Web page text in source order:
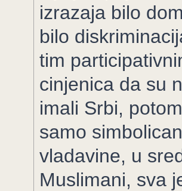
izrazaja bilo
bilo
tim
cinjenica da su
imali Srbi,
samo
vladavine, u
Muslimani, sva